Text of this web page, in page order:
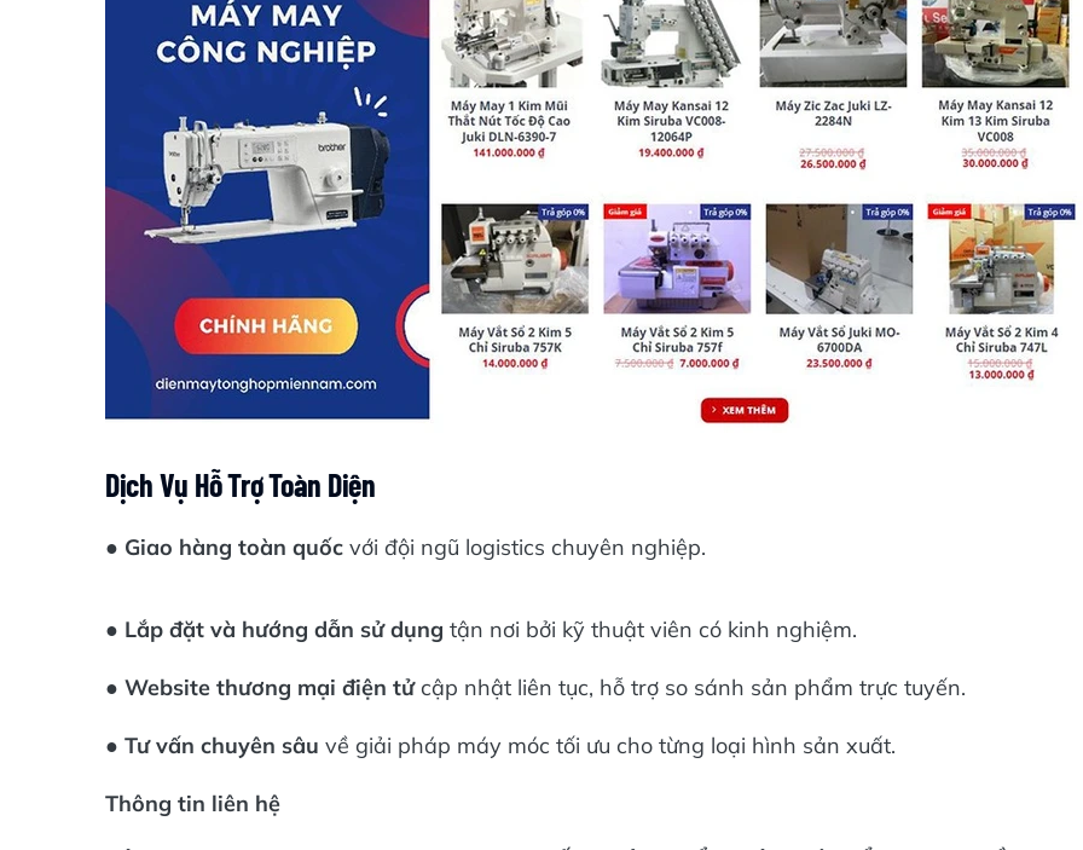
Dịch Vụ Hỗ Trợ Toàn Diện
● Giao hàng toàn quốc với đội ngũ logistics chuyên nghiệp.
● Lắp đặt và hướng dẫn sử dụng tận nơi bởi kỹ thuật viên có kinh nghiệm.
● Website thương mại điện tửcập nhật liên tục, hỗ trợ so sánh sản phẩm trực tuyến.
● Tư vấn chuyên sâu về giải pháp máy móc tối ưu cho từng loại hình sản xuất.
Thông tin liên hệ